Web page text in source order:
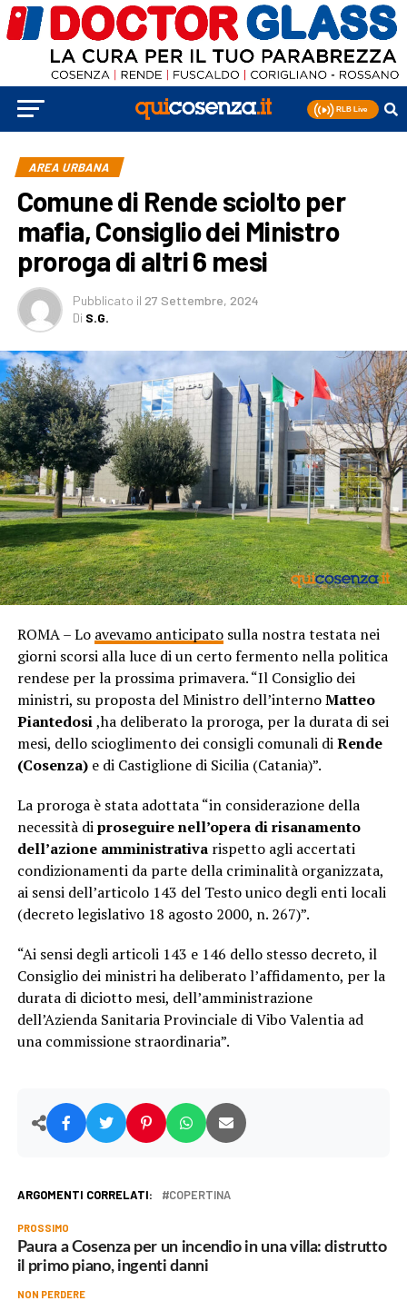
AREA URBANA
Comune di Rende sciolto per
mafia, Consiglio dei Ministro
proroga di altri 6 mesi
Pubblicato il 27 Settembre, 2024
Di S.G.
ROMA – Lo avevamo anticipatosulla nostra testata nei
giorni scorsi alla luce di un certo fermento nella politica
rendese per la prossima primavera. “Il Consiglio dei
ministri, su proposta del Ministro dell’internoMatteo
Piantedosi,ha deliberato la proroga, per la durata di sei
mesi, dello scioglimento dei consigli comunali diRende
(Cosenza)e di Castiglione di Sicilia (Catania)”.
La proroga è stata adottata “in considerazione della
necessità diproseguire nell’opera di risanamento
dell’azione amministrativarispetto agli accertati
condizionamenti da parte della criminalità organizzata,
ai sensi dell’articolo 143 del Testo unico degli enti locali
(decreto legislativo 18 agosto 2000, n. 267)”.
“Ai sensi degli articoli 143 e 146 dello stesso decreto, il
Consiglio dei ministri ha deliberato l’affidamento, per la
durata di diciotto mesi, dell’amministrazione
dell’Azienda Sanitaria Provinciale di Vibo Valentia ad
una commissione straordinaria”.
ARGOMENTI CORRELATI: COPERTINA
PROSSIMO
Paura a Cosenza per un incendio in una villa: distrutto
il primo piano, ingenti danni
NON PERDERE